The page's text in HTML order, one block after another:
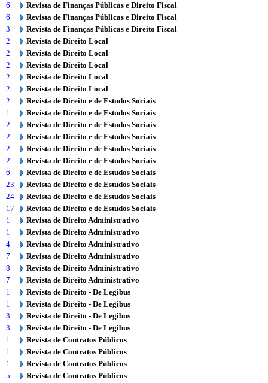
6
Revista de Finanças Públicas e Direito Fiscal
6
Revista de Finanças Públicas e Direito Fiscal
3
Revista de Finanças Públicas e Direito Fiscal
2
Revista de Direito Local
2
Revista de Direito Local
2
Revista de Direito Local
2
Revista de Direito Local
2
Revista de Direito Local
2
Revista de Direito e de Estudos Sociais
1
Revista de Direito e de Estudos Sociais
2
Revista de Direito e de Estudos Sociais
2
Revista de Direito e de Estudos Sociais
2
Revista de Direito e de Estudos Sociais
2
Revista de Direito e de Estudos Sociais
6
Revista de Direito e de Estudos Sociais
23
Revista de Direito e de Estudos Sociais
24
Revista de Direito e de Estudos Sociais
17
Revista de Direito e de Estudos Sociais
1
Revista de Direito Administrativo
1
Revista de Direito Administrativo
4
Revista de Direito Administrativo
7
Revista de Direito Administrativo
8
Revista de Direito Administrativo
7
Revista de Direito Administrativo
1
Revista de Direito - De Legibus
1
Revista de Direito - De Legibus
3
Revista de Direito - De Legibus
3
Revista de Direito - De Legibus
1
Revista de Contratos Públicos
1
Revista de Contratos Públicos
1
Revista de Contratos Públicos
5
Revista de Contratos Públicos